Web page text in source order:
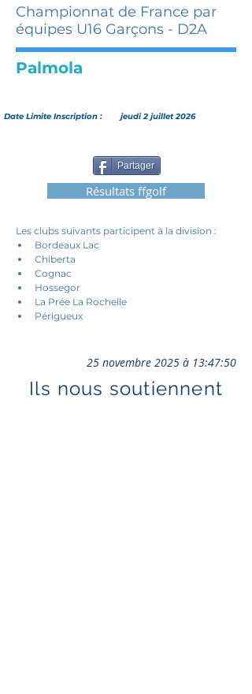
Championnat de France par
équipes U16 Garçons - D2A
Palmola
Date Limite Inscription : jeudi 2 juillet 2026
Partager
Résultats ffgolf
Les clubs suivants participent à la division :
Bordeaux Lac
Chiberta
Cognac
Hossegor
La Prée La Rochelle
Périgueux
25 novembre 2025 à 13:47:50
Ils nous soutiennent